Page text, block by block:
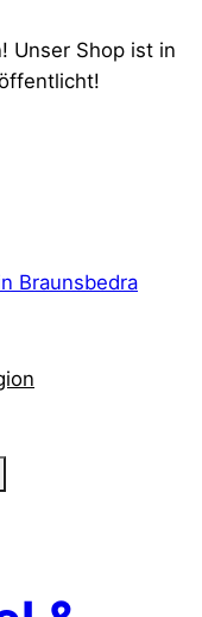
Unser Shop ist in